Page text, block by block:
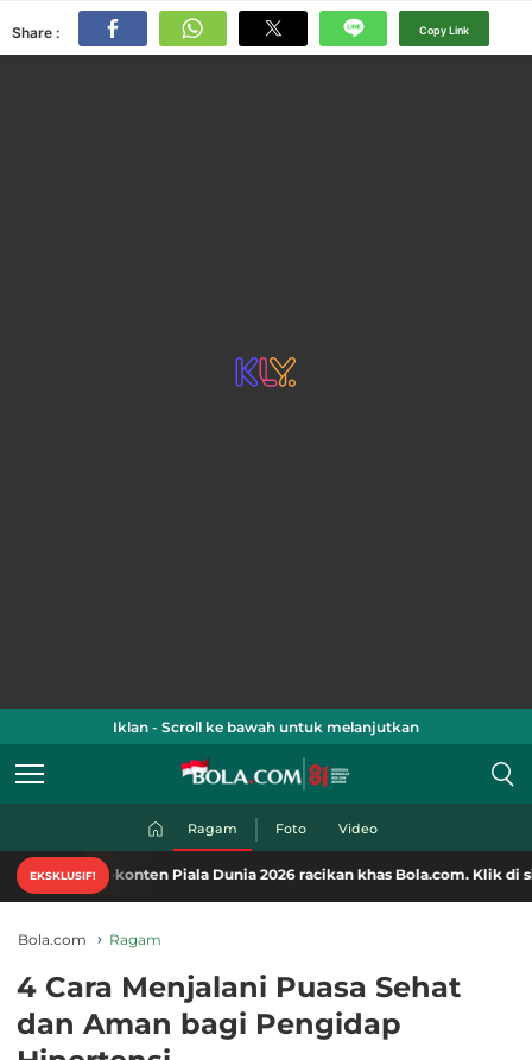
Share : Copy Link
Iklan - Scroll ke bawah untuk melanjutkan
Ragam Foto Video
EKSKLUSIF!
Piala Dunia 2026 racikan khas Bola.com. Klik di sini!
Bola.com Ragam
4 Cara Menjalani Puasa Sehat
dan Aman bagi Pengidap